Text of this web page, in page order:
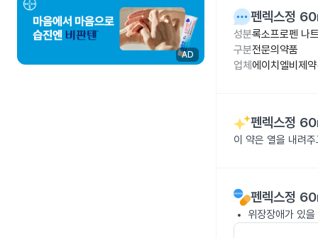
AD
펜렉스정
성분록소프로펜 나
구분전문의약품
업체 에이치엘비제
펜렉스정
이 약은 열을 내려
펜렉스정
위장장애가 있